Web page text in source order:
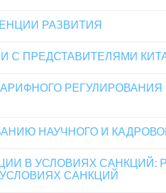
РАЗВИТИЯ
С ПРЕДСТАВИТЕЛЯМИ
НАУЧНОГО И
В УСЛОВИЯХ САНКЦИЙ:
САНКЦИЙ